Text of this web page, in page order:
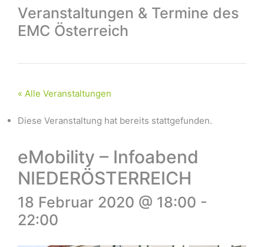
Veranstaltungen & Termine des
EMC Österreich
« Alle Veranstaltungen
Diese Veranstaltung hat bereits stattgefunden.
eMobility – Infoabend
NIEDERÖSTERREICH
18 Februar 2020 @ 18:00 -
22:00